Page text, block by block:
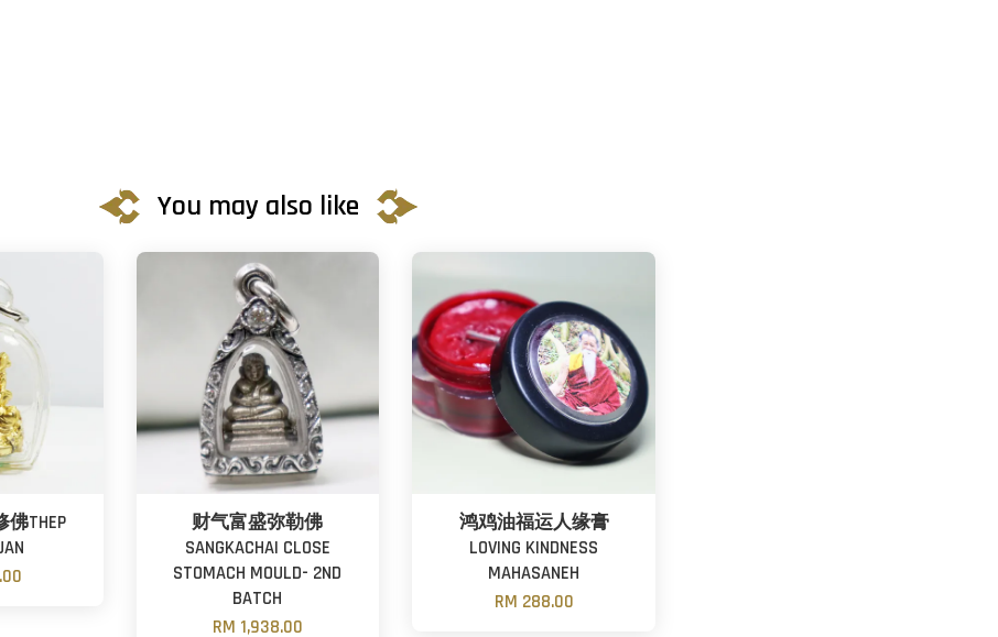
You may also like
THEP
财气富盛弥勒佛
SANGKACHAI CLOSE
STOMACH MOULD- 2ND
BATCH
RM 1,938.00
鸿鸡油福运人缘膏
LOVING KINDNESS
MAHASANEH
RM 288.00